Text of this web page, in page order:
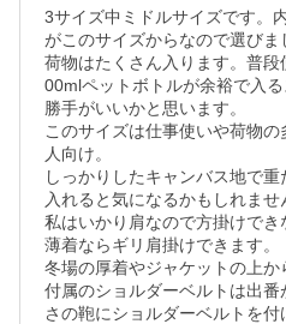
3サイズ中ミドルサイズです。
がこのサイズからなので選びま
荷物はたくさん入ります。普
00mlペットボトルが余裕で入
勝手がいいかと思います。
このサイズは仕事使いや荷物
人向け。
しっかりしたキャンバス地で
入れると気になるかもしれませ
私はいかり肩なので方掛けでき
薄着ならギリ肩掛けできます。
冬場の厚着やジャケットの上か
付属のショルダーベルトは出番
さの鞄にショルダーベルトを付